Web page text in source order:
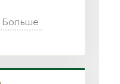
Больше